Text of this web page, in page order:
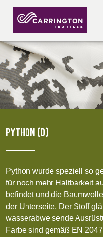
Discover
ÜBER
UNS
MGC
KARRIERE
ZERTIFIZIERUNGEN
RANGES
ARBEITSKLEIDUNG
FLAMMHEMMEND
MILITÄR
WATERPROOF
MUSTER
AUSRÜSTUNGEN
NORMEN
ERFÜLLEN
BERICHT ZUR
NACHHALTIGKEIT
NEWSROOM
DOWNLOADS
NSC
SAFETY
CONGRESS
& EXPO
TECHTEXTIL
(1)
AFRICA &
MIDDLE
EAST
ASIA
MONTENEGRO &
MACEDONIA
CZECH REP,
POLAND &
SLOVAKIA
PYTHON (D)
Python wurde speziell so
für noch mehr Haltbarkeit
befindet und die
der Unterseite. Der Stoff
wasserabweisende
Farbe sind gemäß EN